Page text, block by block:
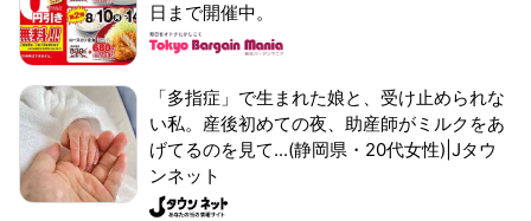
日まで開催中。
「多指症」で生まれた娘と、受け止められな
い私。産後初めての夜、助産師がミルクをあ
げてるのを見て...(静岡県・20代女性)|Jタウ
ンネット